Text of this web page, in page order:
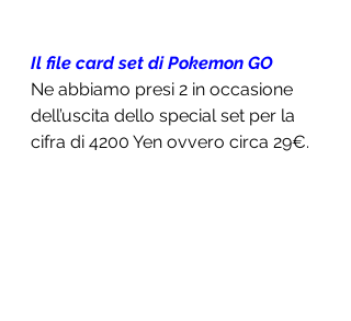
Il file card set di Pokemon GO
Ne abbiamo presi 2 in occasione
dell’uscita dello special set per la
cifra di 4200 Yen ovvero circa 29€.